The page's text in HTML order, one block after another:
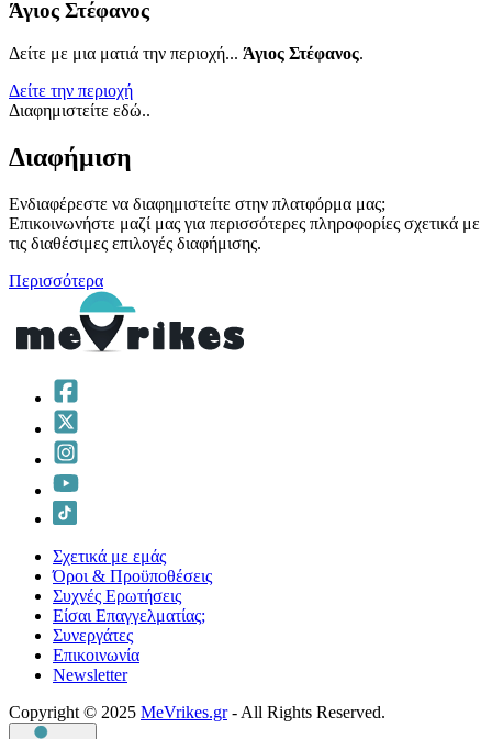
Άγιος Στέφανος
Δείτε με μια ματιά την περιοχή... Άγιος Στέφανος.
Δείτε την περιοχή
Διαφημιστείτε εδώ..
Διαφήμιση
Ενδιαφέρεστε να διαφημιστείτε στην πλατφόρμα μας;
Επικοινωνήστε μαζί μας για περισσότερες πληροφορίες σχετικά με
τις διαθέσιμες επιλογές διαφήμισης.
Περισσότερα
Σχετικά με εμάς
Όροι & Προϋποθέσεις
Συχνές Ερωτήσεις
Είσαι Επαγγελματίας;
Συνεργάτες
Επικοινωνία
Νewsletter
Copyright © 2025 MeVrikes.gr- All Rights Reserved.